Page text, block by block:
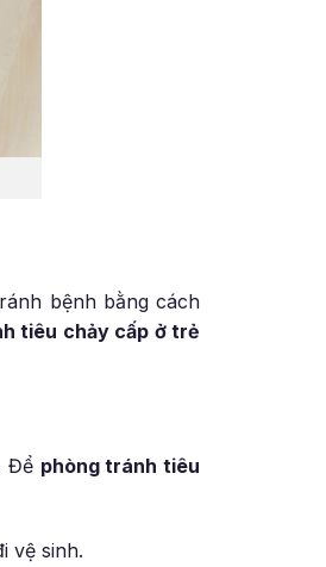
bệnh bằng cách
tiêu chảy cấp ở trẻ
Để phòng tránh tiêu
vệ sinh.